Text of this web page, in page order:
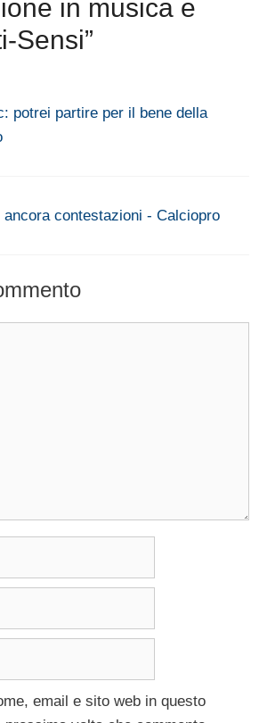
in musica e
Sensi”
potrei partire per il bene della
ancora contestazioni - Calciopro
email e sito web in questo